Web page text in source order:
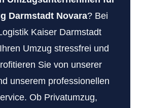
Darmstadt Novara? Bei
Kaiser Darmstadt
Umzug stressfrei und
Sie von unserer
unserem professionellen
Ob Privatumzug,